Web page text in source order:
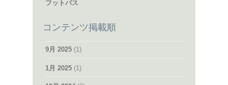
フットパス
コンテンツ掲載順
9月 2025 (1)
1月 2025 (1)